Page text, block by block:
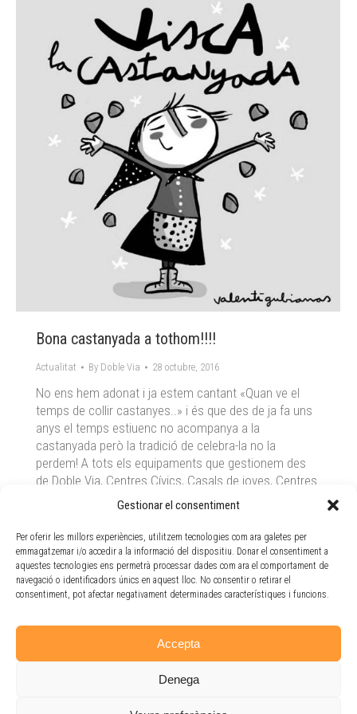
Gestionar el consentiment
Per oferir les millors experiències, utilitzem tecnologies com ara galetes per
emmagatzemar i/o accedir a la informació del dispositiu. Donar el consentiment a
aquestes tecnologies ens permetrà processar dades com ara el comportament de
navegació o identificadors únics en aquest lloc. No consentir o retirar el
consentiment, pot afectar negativament determinades característiques i funcions.
Accepta
Denega
Bona castanyada a tothom!!!!
Actualitat By Doble Via 28 octubre, 2016
No ens hem adonat i ja estem cantant «Quan ve el
temps de collir castanyes..» i és que des de ja fa uns
anys el temps estiuenc no acompanya a la
castanyada però la tradició de celebra-la no la
perdem! A tots els equipaments que gestionem des
de Doble Via, Centres Cívics, Casals de joves, Centres
Oberts, Espais familiars, Casals de gent gran, Escoles
castanyada amb activitats especials, amb castanyes,
panellets i també algun passatge del terror que d’altre
que especialment els joves han acollit amb molta
intensitat!